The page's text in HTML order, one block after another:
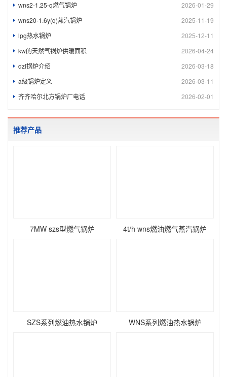
2026-01-29
wns2-1.25-q燃气锅炉
2025-11-19
wns20-1.6y(q)蒸汽锅炉
2025-12-11
lpg热水锅炉
2026-04-24
kw的天然气锅炉供暖面积
2026-03-18
dzl锅炉介绍
2026-03-11
a级锅炉定义
2026-02-01
齐齐哈尔北方锅炉厂电话
推荐产品
7MW szs型燃气锅炉 4t/h wns燃油燃气蒸汽锅炉
SZS系列燃油热水锅炉 WNS系列燃油热水锅炉